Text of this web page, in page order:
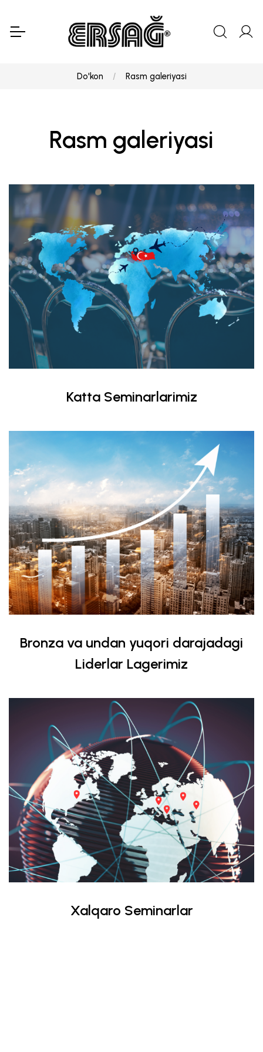
Do'kon Rasm galeriyasi
Rasm galeriyasi
Katta Seminarlarimiz
Bronza va undan yuqori darajadagi
Liderlar Lagerimiz
Xalqaro Seminarlar